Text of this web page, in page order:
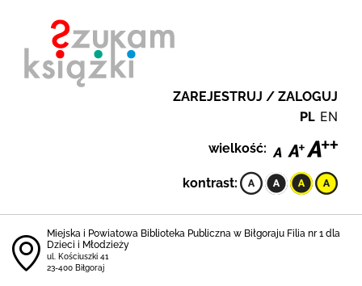
ZAREJESTRUJ / ZALOGUJ
PL EN
wielkość:
kontrast:
Miejska i Powiatowa Biblioteka Publiczna w Biłgoraju Filia nr 1 dla
Dzieci i Młodzieży
ul. Kościuszki 41
23-400 Biłgoraj